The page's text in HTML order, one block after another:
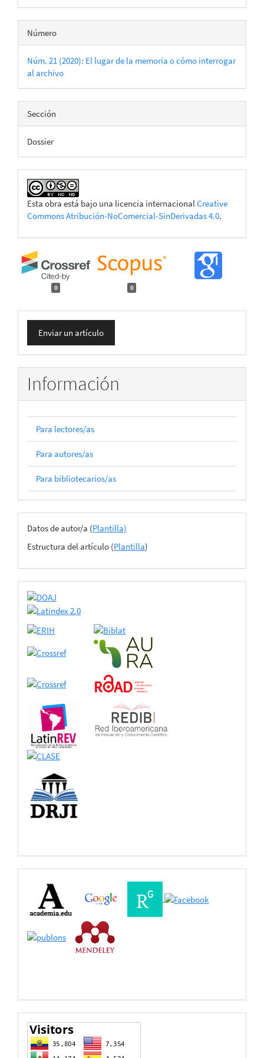
Número
Núm. 21 (2020): El lugar de la memoria o cómo interrogar
al archivo
Sección
Dossier
Esta obra está bajo una licencia internacionalCreative
Commons Atribución-NoComercial-SinDerivadas 4.0.
0 0
Enviar
un
artículo
Enviar un artículo
Información
Para lectores/as
Para autores/as
Para bibliotecarios/as
Archivos
del
envío
Datos de autor/a (Plantilla)
Estructura del artículo (Plantilla)
certificado
de
adhesión
Buscadores
Bases
de
Datos
estadisticas